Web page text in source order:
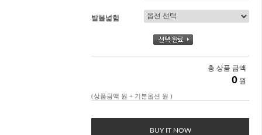
발볼넓힘
총 상품 금액
0 원
(상품금액 원 + 기본옵션 원 )
BUY IT NOW